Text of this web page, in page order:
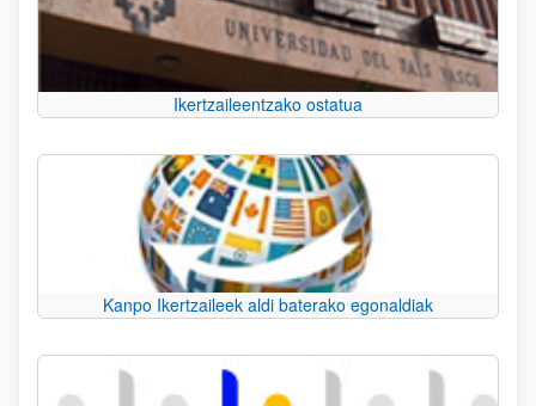
Ikertzaileentzako ostatua
Kanpo Ikertzaileek aldi baterako egonaldiak